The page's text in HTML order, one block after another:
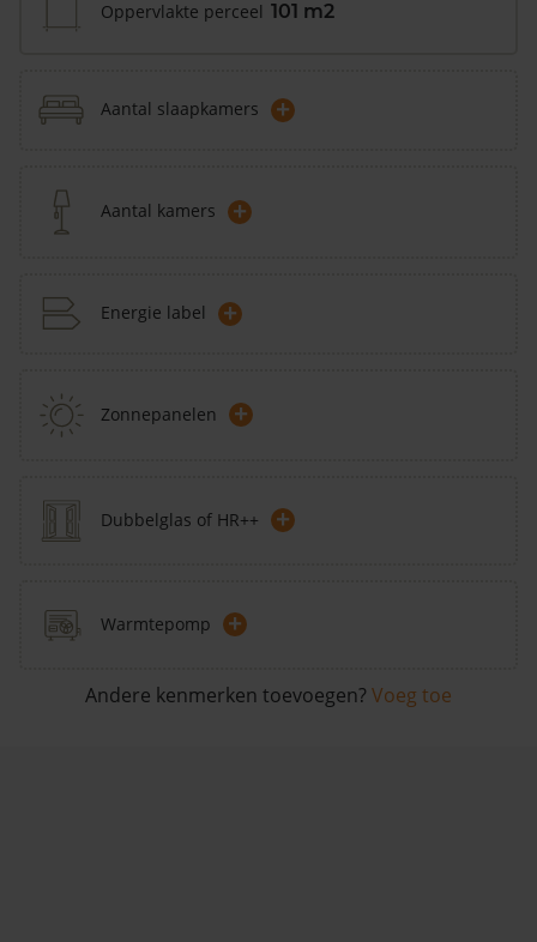
Oppervlakte perceel 101 m2
Aantal slaapkamers +
Aantal kamers +
Energie label +
Zonnepanelen +
Dubbelglas of HR++ +
Warmtepomp +
Andere kenmerken toevoegen? Voeg toe